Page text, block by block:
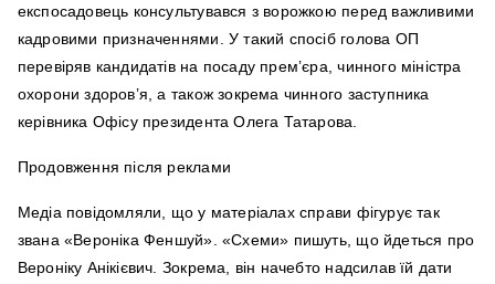
експосадовець консультувався з ворожкою перед важливими
кадровими призначеннями. У такий спосіб голова ОП
перевіряв кандидатів на посаду прем’єра, чинного міністра
охорони здоров’я, а також зокрема чинного заступника
керівника Офісу президента Олега Татарова.
Продовження після реклами
Медіа повідомляли, що у матеріалах справи фігурує так
звана «Вероніка Феншуй». «Схеми» пишуть, що йдеться про
Вероніку Анікієвич. Зокрема, він начебто надсилав їй дати